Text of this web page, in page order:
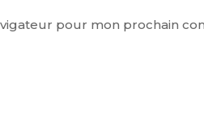
pour mon prochain